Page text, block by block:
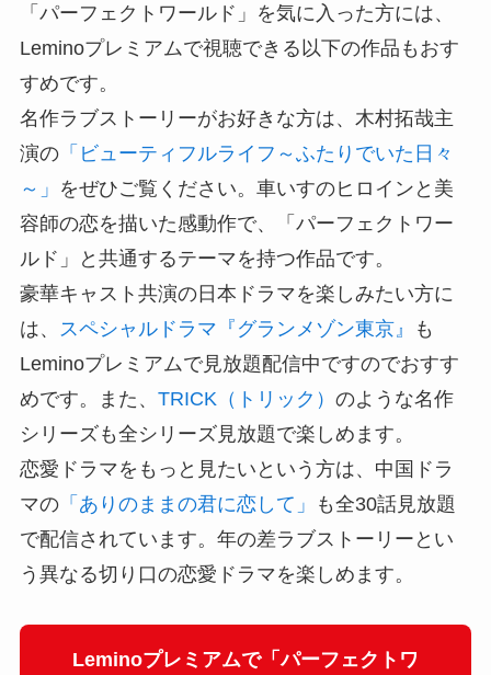
「パーフェクトワールド」を気に入った方には、
Leminoプレミアムで視聴できる以下の作品もおす
すめです。
名作ラブストーリーがお好きな方は、木村拓哉主
演の「ビューティフルライフ～ふたりでいた日々
～」 をぜひご覧ください。車いすのヒロインと美
容師の恋を描いた感動作で、「パーフェクトワー
ルド」と共通するテーマを持つ作品です。
豪華キャスト共演の日本ドラマを楽しみたい方に
は、 スペシャルドラマ『グランメゾン東京』
も
Leminoプレミアムで見放題配信中ですのでおすす
めです。また、 TRICK（トリック） のような名作
シリーズも全シリーズ見放題で楽しめます。
恋愛ドラマをもっと見たいという方は、中国ドラ
マの「ありのままの君に恋して」
も全30話見放題
で配信されています。年の差ラブストーリーとい
う異なる切り口の恋愛ドラマを楽しめます。
Leminoプレミアムで「パーフェクトワ